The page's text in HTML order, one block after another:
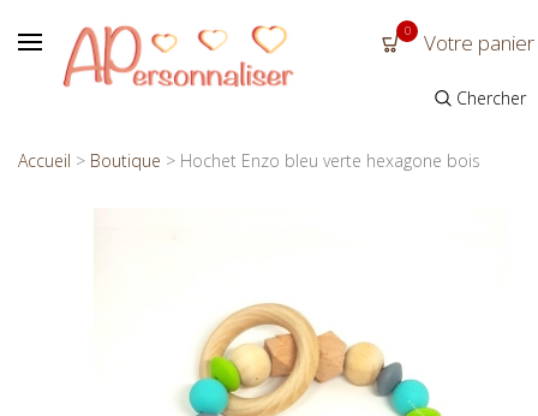
0 Votre panier
Chercher
Accueil > Boutique > Hochet Enzo bleu verte hexagone bois